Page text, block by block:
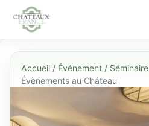
Accueil / Événement / Séminaire
Évènements au Château